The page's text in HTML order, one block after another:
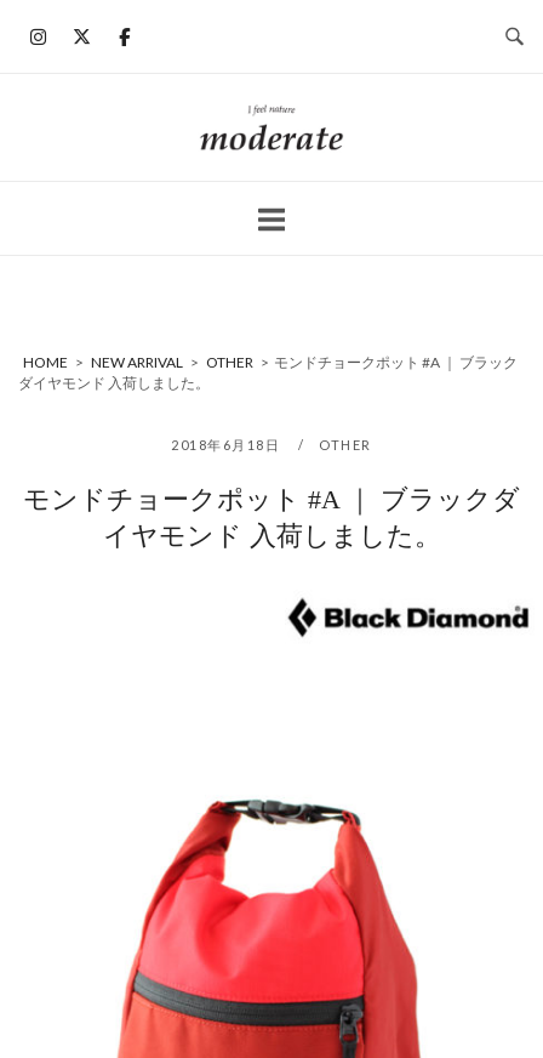
ホ
ー
HOME > NEW ARRIVAL > OTHER > モンドチョークポット #A ｜ ブラック
ダイヤモンド 入荷しました。
2018年6月18日 OTHER
モンドチョークポット #A ｜ ブラックダ
イヤモンド 入荷しました。